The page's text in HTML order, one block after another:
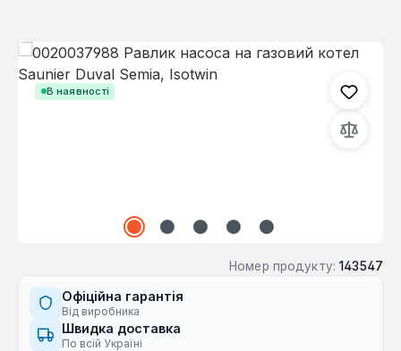
В наявності
Пропустити галерею зображень
Номер продукту: 143547
Офіційна гарантія
Від виробника
Швидка доставка
По всій Україні